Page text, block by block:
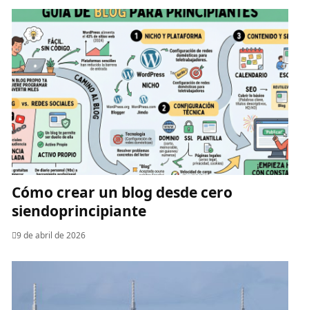
Cómo crear un blog desde cero
siendoprincipiante
9 de abril de 2026